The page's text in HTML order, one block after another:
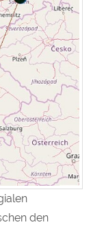
den